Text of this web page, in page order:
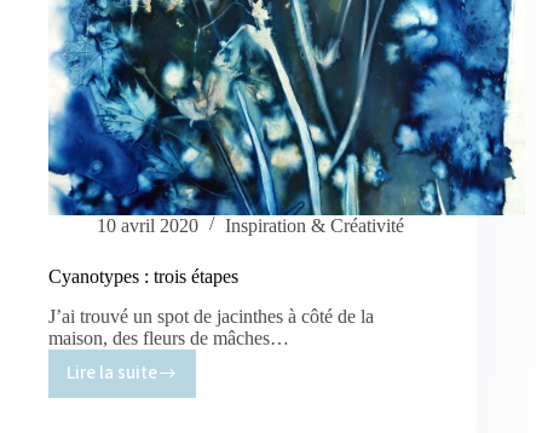
10 avril 2020 Inspiration & Créativité
Cyanotypes : trois étapes
J’ai trouvé un spot de jacinthes à côté de la
maison, des fleurs de mâches…
Lire la suiteCyanotypes